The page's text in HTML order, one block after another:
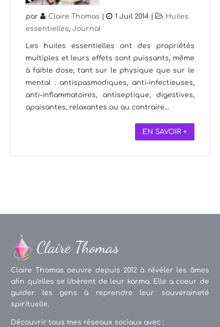
par Claire Thomas | 1 Juil 2014 |
Huiles
essentielles,Journal
Les huiles essentielles ont des propriétés
multiples et leurs effets sont puissants, même
à faible dose, tant sur le physique que sur le
mental : antispasmodiques, anti-infectieuses,
anti-inflammatoires, antiseptique, digestives,
apaisantes, relaxantes ou au contraire...
EN SAVOIR +
Claire Thomas oeuvre depuis 2012 à révéler les âmes
afin qu'elles se libèrent de leur karma. Elle a coeur de
guider les gens à reprendre leur souveraineté
spirituelle.
Découvrir tous mes réseaux sociaux avec :